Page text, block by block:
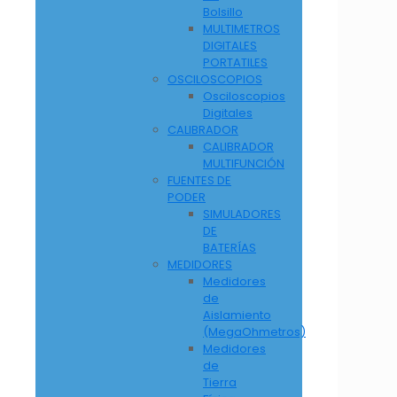
Bolsillo
MULTIMETROS
DIGITALES
PORTATILES
OSCILOSCOPIOS
Osciloscopios
Digitales
CALIBRADOR
CALIBRADOR
MULTIFUNCIÓN
FUENTES DE
PODER
SIMULADORES
DE
BATERÍAS
MEDIDORES
Medidores
de
Aislamiento
(MegaOhmetros)
Medidores
de
Tierra